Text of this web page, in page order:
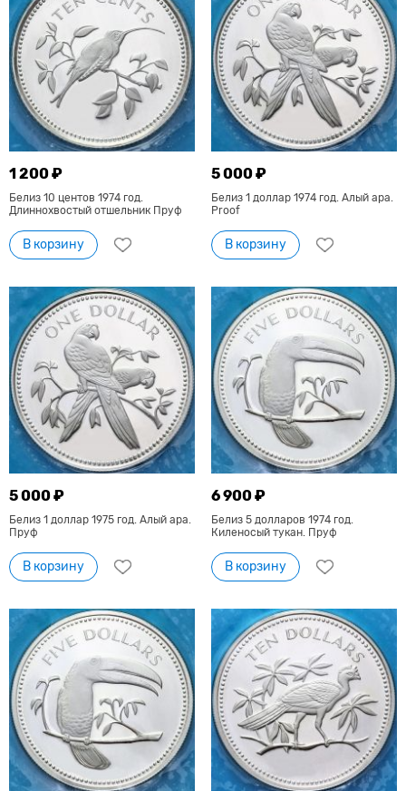
1 200 ₽
Белиз 10 центов 1974 год.
Длиннохвостый отшельник Пруф
В корзину
5 000 ₽
Белиз 1 доллар 1974 год. Алый ара.
Proof
В корзину
5 000 ₽
Белиз 1 доллар 1975 год. Алый ара.
Пруф
В корзину
6 900 ₽
Белиз 5 долларов 1974 год.
Киленосый тукан. Пруф
В корзину